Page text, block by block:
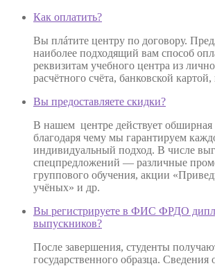
Как оплатить?
Вы плáтите центру по договору.
наиболее подходящий вам способ
реквизитам учебного центра из
расчётного счёта, банковской
Вы предоставляете скидки?
В нашем центре действует обширная
благодаря чему мы гарантируем
индивидуальный подход. В числе
спецпредложений — различные
группового обучения, акции
учёных» и др.
Вы регистрируете в ФИС ФРДО
выпускников?
После завершения, студенты
государственного образца.